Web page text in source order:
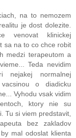
na to nemozem
je dost dolezite.
venovat klinickej
sa na to co chce robit
medzi terapeutom a
Teda nevidim
nejakej normalnej
o diadicku
Vyhodu vsak vidim
ktory nie su
Tu si viem predstavit,
bez zakladov
mal odoslat klienta